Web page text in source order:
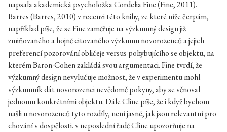
napsala akademická psycholožka Cordelia Fine (Fine, 2011).
Barres (Barres, 2010) v recenzi této knihy, ze které níže čerpám,
například píše, že se Fine zaměřuje na výzkumný design již
zmiňovaného a hojně citovaného výzkumu novorozenců a jejich
preferencí pozorování obličeje versus pohybujícího se objektu, na
kterém Baron-Cohen zakládá svou argumentaci. Fine tvrdí, že
výzkumný design nevylučuje možnost, že v experimentu mohl
výzkumník dát novorozenci nevědomě pokyny, aby se věnoval
jednomu konkrétními objektu. Dále Cline píše, že i když bychom
našli u novorozenců tyto rozdíly, není jasné, jak jsou relevantní pro
chování v dospělosti. v neposlední řadě Cline upozorňuje na